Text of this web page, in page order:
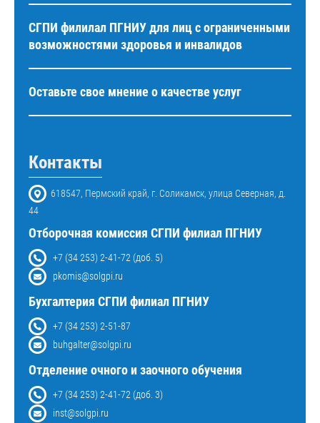
СГПИ филилал ПГНИУ для лиц с ограниченными
возможностями здоровья и инвалидов
Оставьте свое мнение о качестве услуг
Контакты
618547, Пермский край, г. Соликамск, улица Северная, д.
44
Отборочная комиссия СГПИ филиал ПГНИУ
+7 (34 253) 2-41-72 (доб. 5)
pkomis@solgpi.ru
Бухгалтерия СГПИ филиал ПГНИУ
+7 (34 253) 2-51-87
buhgalter@solgpi.ru
Отделение очного и заочного обучения
+7 (34 253) 2-41-72 (доб. 3)
inst@solgpi.ru